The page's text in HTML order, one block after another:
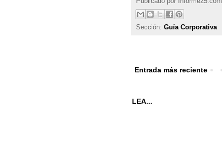
Sección: Guía Corporativa
Entrada más reciente
LEA...